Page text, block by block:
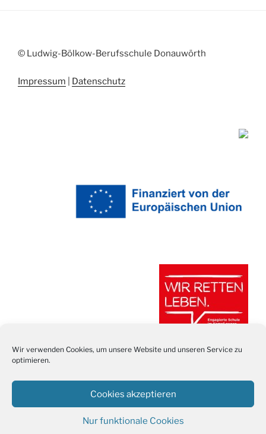
Wir verwenden Cookies, um unsere Website und unseren Service zu
optimieren.
Cookies akzeptieren
Nur funktionale Cookies
© Ludwig-Bölkow-Berufsschule Donauwörth
Impressum Datenschutz
Stolz präsentiert von WordPress